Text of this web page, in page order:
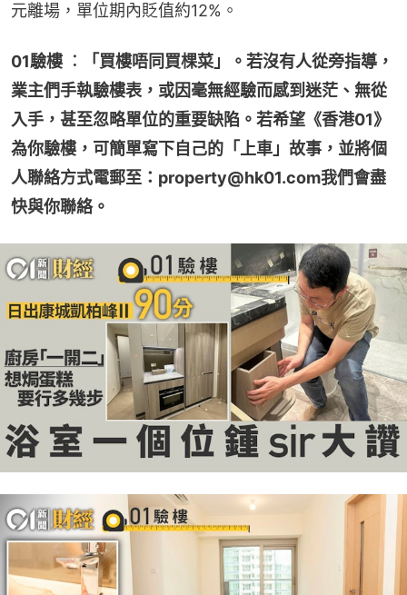
元離場，單位期內貶值約12%。
01驗樓 ︰「買樓唔同買棵菜」。若沒有人從旁指導，
業主們手執驗樓表，或因毫無經驗而感到迷茫、無從
入手，甚至忽略單位的重要缺陷。若希望《香港01》
為你驗樓，可簡單寫下自己的「上車」故事，並將個
人聯絡方式電郵至：property@hk01.com我們會盡
快與你聯絡。